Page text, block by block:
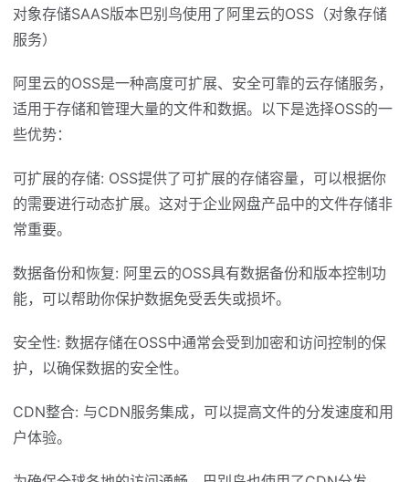
对象存储SAAS版本巴别鸟使用了阿里云的OSS（对象存储
服务）
阿里云的OSS是一种高度可扩展、安全可靠的云存储服务，
适用于存储和管理大量的文件和数据。以下是选择OSS的一
些优势：
可扩展的存储: OSS提供了可扩展的存储容量，可以根据你
的需要进行动态扩展。这对于企业网盘产品中的文件存储非
常重要。
数据备份和恢复: 阿里云的OSS具有数据备份和版本控制功
能，可以帮助你保护数据免受丢失或损坏。
安全性: 数据存储在OSS中通常会受到加密和访问控制的保
护，以确保数据的安全性。
CDN整合: 与CDN服务集成，可以提高文件的分发速度和用
户体验。